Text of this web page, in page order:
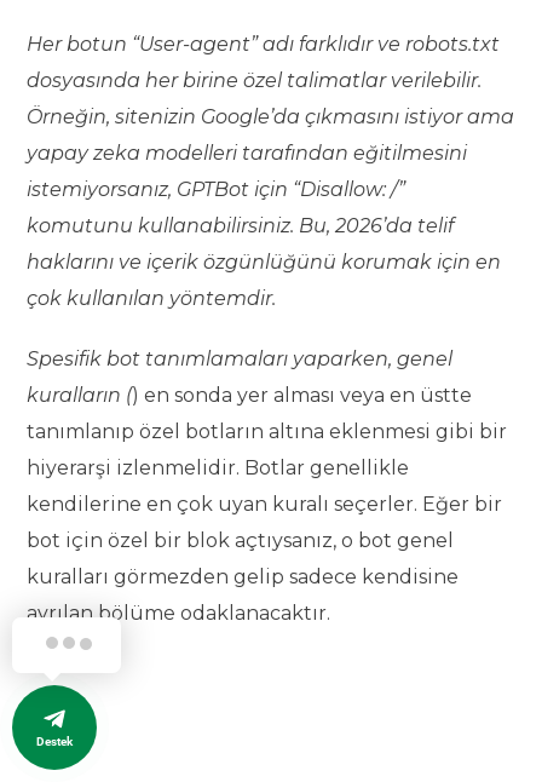
Her botun “User-agent” adı farklıdır ve robots.txt
dosyasında her birine özel talimatlar verilebilir.
Örneğin, sitenizin Google’da çıkmasını istiyor ama
yapay zeka modelleri tarafından eğitilmesini
istemiyorsanız, GPTBot için “Disallow: /”
komutunu kullanabilirsiniz. Bu, 2026’da telif
haklarını ve içerik özgünlüğünü korumak için en
çok kullanılan yöntemdir.
Spesifik bot tanımlamaları yaparken, genel
kuralların () en sonda yer alması veya en üstte
tanımlanıp özel botların altına eklenmesi gibi bir
hiyerarşi izlenmelidir. Botlar genellikle
kendilerine en çok uyan kuralı seçerler. Eğer bir
bot için özel bir blok açtıysanız, o bot genel
kuralları görmezden gelip sadece kendisine
ayrılan bölüme odaklanacaktır.
Destek